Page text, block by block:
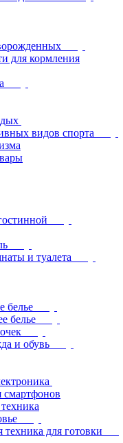
для кормления
видов спорта
и туалета
белье
белье
и обувь
смартфонов
для готовки